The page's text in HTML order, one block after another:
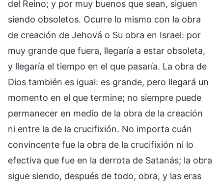
del Reino; y por muy buenos que sean, siguen
siendo obsoletos. Ocurre lo mismo con la obra
de creación de Jehová o Su obra en Israel: por
muy grande que fuera, llegaría a estar obsoleta,
y llegaría el tiempo en el que pasaría. La obra de
Dios también es igual: es grande, pero llegará un
momento en el que termine; no siempre puede
permanecer en medio de la obra de la creación
ni entre la de la crucifixión. No importa cuán
convincente fue la obra de la crucifixión ni lo
efectiva que fue en la derrota de Satanás; la obra
sigue siendo, después de todo, obra, y las eras